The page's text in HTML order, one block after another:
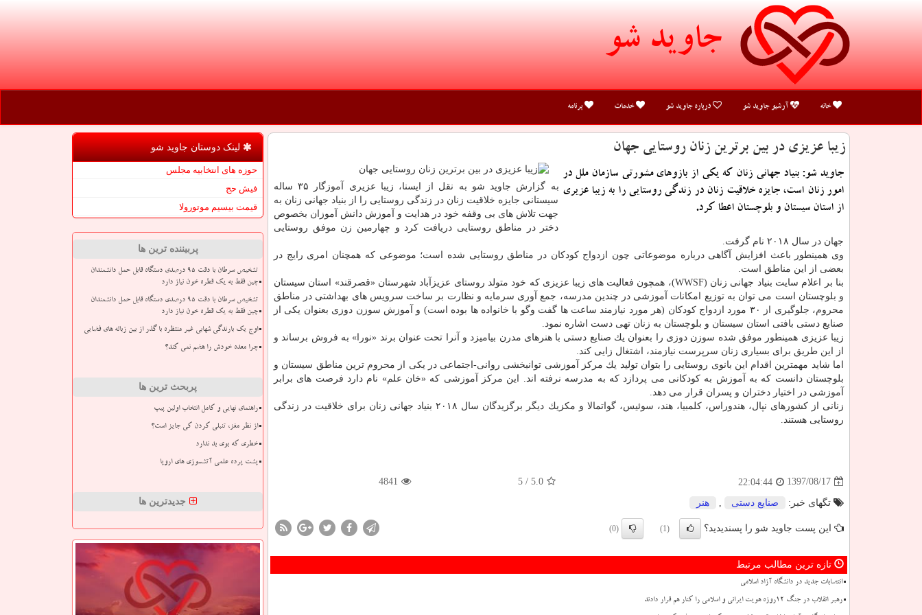
جاوید شو
خانه آرشیو جاوید شو درباره جاوید شو خدمات برنامه
زیبا عزیزی در بین برترین زنان روستایی جهان
جاوید شو: بنیاد جهانی زنان كه یكی از بازوهای مشورتی سازمان ملل در
امور زنان است، جایزه خلاقیت زنان در زندگی روستایی را به زیبا عزیری
از استان سیستان و بلوچستان اعطا كرد.
به گزارش جاوید شو به نقل از ایسنا، زیبا عزیری آموزگار ۳۵ ساله
سیستانی جایزه خلاقیت زنان در زندگی روستایی را از بنیاد جهانی زنان به
جهت تلاش های بی وقفه خود در هدایت و آموزش دانش آموزان بخصوص
دختر در مناطق روستایی دریافت كرد و چهارمین زن موفق روستایی
جهان در سال ۲۰۱۸ نام گرفت.
وی همینطور باعث افزایش آگاهی درباره موضوعاتی چون ازدواج كودكان در مناطق روستایی شده است؛ موضوعی كه همچنان امری رایج در
بعضی از این مناطق است.
بنا بر اعلام سایت بنیاد جهانی زنان (WWSF)، همچون فعالیت های زیبا عزیزی كه خود متولد روستای عزیزآباد شهرستان «قصرقند» استان سیستان
و بلوچستان است می توان به توزیع امكانات آموزشی در چندین مدرسه، جمع آوری سرمایه و نظارت بر ساخت سرویس های بهداشتی در مناطق
محروم، جلوگیری از ۳۰ مورد ازدواج كودكان (هر مورد نیازمند ساعت ها گفت وگو با خانواده ها بوده است) و آموزش سوزن دوزی بعنوان یكی از
صنایع دستی بافتی استان سیستان و بلوچستان به زنان تهی دست اشاره نمود.
زیبا عزیزی همینطور موفق شده سوزن دوزی را بعنوان یك صنایع دستی با هنرهای مدرن بیامیزد و آنرا تحت عنوان برند «نورا» به فروش برساند و
از این طریق برای بسیاری زنان سرپرست نیازمند، اشتغال زایی كند.
اما شاید مهمترین اقدام این بانوی روستایی را بتوان تولید یك مركز آموزشی توانبخشی روانی-اجتماعی در یكی از محروم ترین مناطق سیستان و
بلوچستان دانست كه به آموزش به كودكانی می پردازد كه به مدرسه نرفته اند. این مركز آموزشی كه «خان علم» نام دارد فرصت های برابر
آموزشی در اختیار دختران و پسران قرار می دهد.
زنانی از كشورهای نپال، هندوراس، كلمبیا، هند، سوئیس، گواتمالا و مكزیك دیگر برگزیدگان سال ۲۰۱۸ بنیاد جهانی زنان برای خلاقیت در زندگی
روستایی هستند.
1397/08/17
22:04:44
5.0
/ 5
4841
تگهای خبر: صنایع دستی هنر
این پست جاوید شو را پسندیدید؟ (1)
(0)
تازه ترین مطالب مرتبط
انتصابات جدید در دانشگاه آزاد اسلامی
رهبر انقلاب در جنگ ۱۲روزه هویت ایرانی و اسلامی را کنار هم قرار دادند
لینک دوستان جاوید شو
حوزه های انتخابیه مجلس
فیش حج
قیمت بیسیم موتورولا
پربیننده ترین ها
تشخیص سرطان با دقت ۹۵ درصدی دستگاه قابل حمل دانشمندان
چین فقط به یک قطره خون نیاز دارد
تشخیص سرطان با دقت ۹۵ درصدی دستگاه قابل حمل دانشمندان
چین فقط به یک قطره خون نیاز دارد
اوج یک بارندگی شهابی غیر منتظره با گذر از بین زباله های فضایی
چرا معده خودش را هضم نمی کند؟
پربحث ترین ها
راهنمای نهایی و کامل انتخاب اولین پیپ
از نظر مغز، تنبلی کردن کی جایز است؟
خطری که بوی بد ندارد
پشت پرده علمی آتشسوزی های اروپا
جدیدترین ها